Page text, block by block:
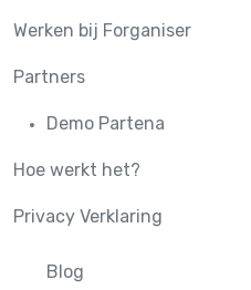
Werken bij Forganiser
Partners
Demo Partena
Hoe werkt het?
Privacy Verklaring
Blog